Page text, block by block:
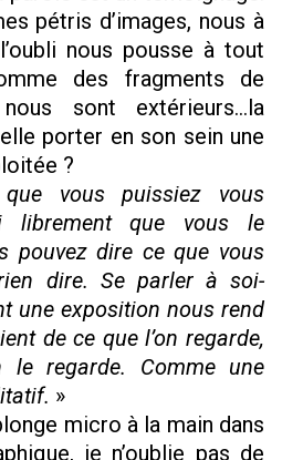
pétris d’images, nous à
nous pousse à tout
des fragments de
sont extérieurs…la
porter en son sein une
?
vous puissiez vous
librement que vous le
pouvez dire ce que vous
dire. Se parler à soi-
une exposition nous rend
de ce que l’on regarde,
le regarde. Comme une
»
micro à la main dans
je n’oublie pas de